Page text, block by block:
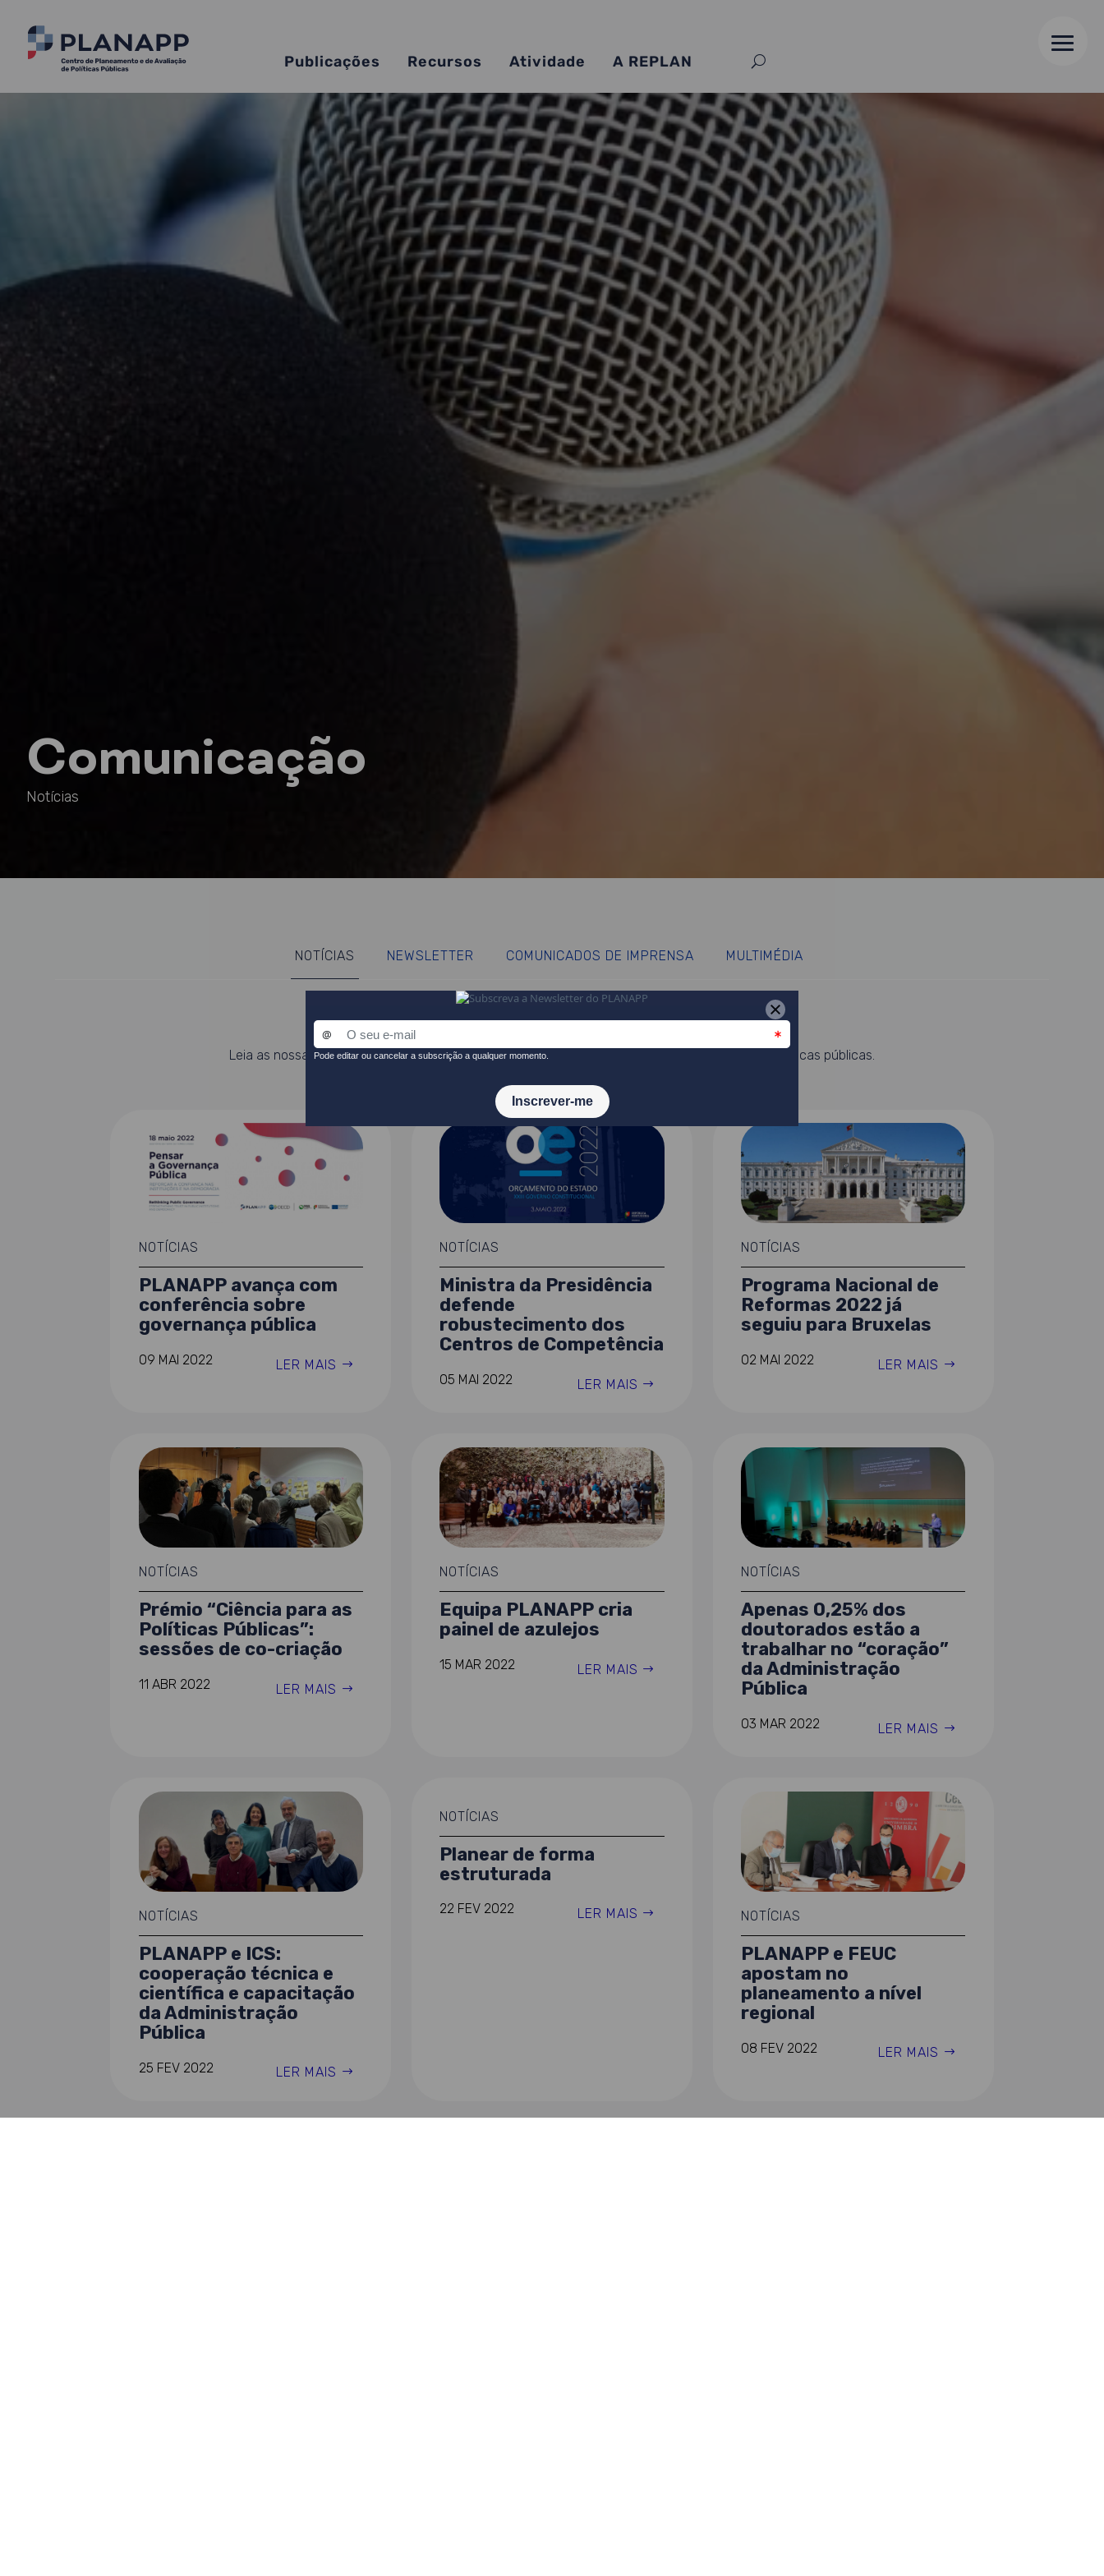
Publicações Recursos Atividade A REPLAN
Comunicação
Notícias
NOTÍCIAS NEWSLETTER COMUNICADOS DE IMPRENSA MULTIMÉDIA
Leia as nossas notícias sobre a atividade do PLANAPP e temas contíguos, relacionados com políticas públicas.
NOTÍCIAS
PLANAPP avança com
conferência sobre
governança pública
09 MAI 2022 LER MAIS
NOTÍCIAS
Ministra da Presidência
defende
robustecimento dos
Centros de Competência
05 MAI 2022 LER MAIS
NOTÍCIAS
Programa Nacional de
Reformas 2022 já
seguiu para Bruxelas
02 MAI 2022 LER MAIS
NOTÍCIAS
Prémio “Ciência para as
Políticas Públicas”:
sessões de co-criação
11 ABR 2022 LER MAIS
NOTÍCIAS
Equipa PLANAPP cria
painel de azulejos
15 MAR 2022 LER MAIS
NOTÍCIAS
Apenas 0,25% dos
doutorados estão a
trabalhar no “coração”
da Administração
Pública
03 MAR 2022 LER MAIS
NOTÍCIAS
PLANAPP e ICS:
cooperação técnica e
científica e capacitação
da Administração
Pública
25 FEV 2022 LER MAIS
NOTÍCIAS
Planear de forma
estruturada
22 FEV 2022 LER MAIS NOTÍCIAS
PLANAPP e FEUC
apostam no
planeamento a nível
regional
08 FEV 2022 LER MAIS